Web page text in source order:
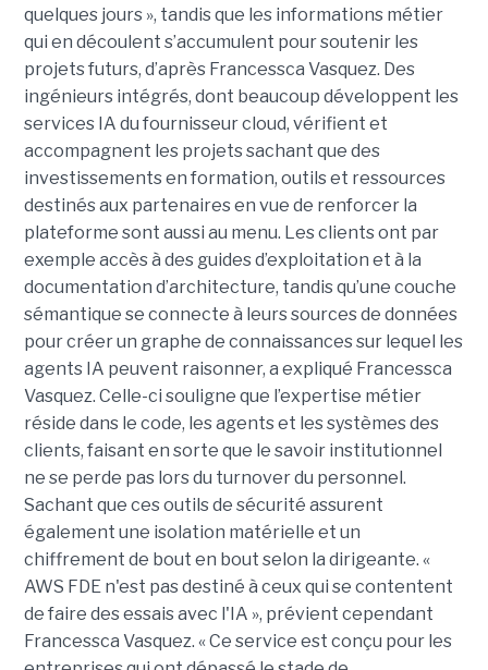
quelques jours », tandis que les informations métier
qui en découlent s’accumulent pour soutenir les
projets futurs, d’après Francessca Vasquez. Des
ingénieurs intégrés, dont beaucoup développent les
services IA du fournisseur cloud, vérifient et
accompagnent les projets sachant que des
investissements en formation, outils et ressources
destinés aux partenaires en vue de renforcer la
plateforme sont aussi au menu. Les clients ont par
exemple accès à des guides d’exploitation et à la
documentation d’architecture, tandis qu’une couche
sémantique se connecte à leurs sources de données
pour créer un graphe de connaissances sur lequel les
agents IA peuvent raisonner, a expliqué Francessca
Vasquez. Celle-ci souligne que l’expertise métier
réside dans le code, les agents et les systèmes des
clients, faisant en sorte que le savoir institutionnel
ne se perde pas lors du turnover du personnel.
Sachant que ces outils de sécurité assurent
également une isolation matérielle et un
chiffrement de bout en bout selon la dirigeante. «
AWS FDE n'est pas destiné à ceux qui se contentent
de faire des essais avec l'IA », prévient cependant
Francessca Vasquez. « Ce service est conçu pour les